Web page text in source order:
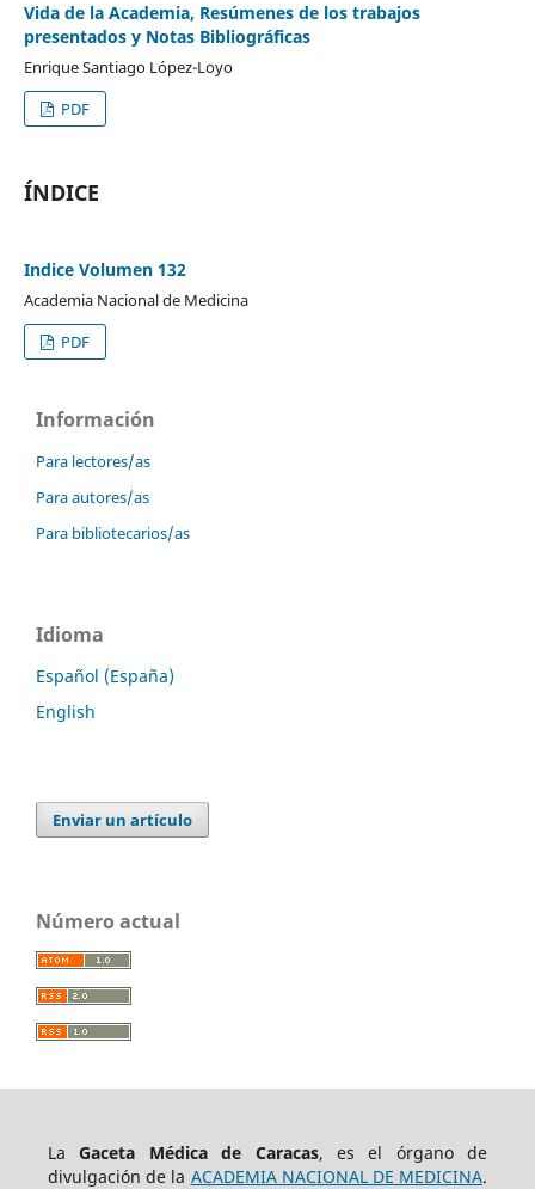
Vida de la Academia, Resúmenes de los trabajos
presentados y Notas Bibliográficas
Enrique Santiago López-Loyo
PDF
ÍNDICE
Indice Volumen 132
Academia Nacional de Medicina
PDF
Información
Para lectores/as
Para autores/as
Para bibliotecarios/as
Idioma
Español (España)
English
Enviar un artículo
Número actual
LaGaceta Médica de Caracas, es el órgano de
divulgación de la ACADEMIA NACIONAL DE MEDICINA.